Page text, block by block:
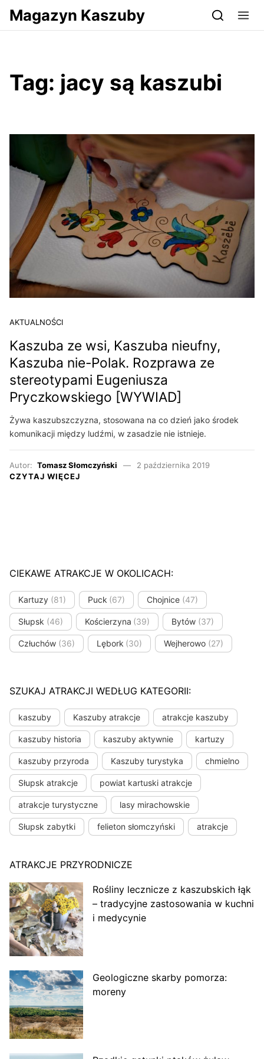
Przejdź do serwisu magazynkaszuby.pl
Magazyn Kaszuby
Tag: jacy są kaszubi
AKTUALNOŚCI
Kaszuba ze wsi, Kaszuba nieufny,
Kaszuba nie-Polak. Rozprawa ze
stereotypami Eugeniusza
Pryczkowskiego [WYWIAD]
Żywa kaszubszczyzna, stosowana na co dzień jako środek
komunikacji między ludźmi, w zasadzie nie istnieje.
Autor: Tomasz Słomczyński
2 października 2019
CZYTAJ WIĘCEJ
CIEKAWE ATRAKCJE W OKOLICACH:
Kartuzy (81) Puck (67) Chojnice (47)
Słupsk (46) Kościerzyna (39) Bytów (37)
Człuchów (36) Lębork (30) Wejherowo (27)
SZUKAJ ATRAKCJI WEDŁUG KATEGORII:
kaszuby Kaszuby atrakcje atrakcje kaszuby
kaszuby historia kaszuby aktywnie kartuzy
kaszuby przyroda Kaszuby turystyka chmielno
Słupsk atrakcje powiat kartuski atrakcje
atrakcje turystyczne lasy mirachowskie
Słupsk zabytki felieton słomczyński atrakcje
ATRAKCJE PRZYRODNICZE
Rośliny lecznicze z kaszubskich łąk
– tradycyjne zastosowania w kuchni
i medycynie
Geologiczne skarby pomorza:
moreny